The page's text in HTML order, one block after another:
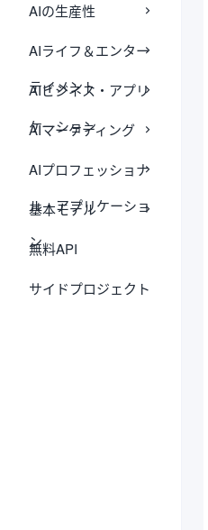
AIの生産性
AIライフ＆エンター
テイメント
AIビジネス・アプリ
ケーション
AIマーケティング
AIプロフェッショナ
ル・アプリケーショ
ン
基本モデル
無料API
サイドプロジェクト